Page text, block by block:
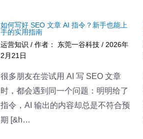
如何写好 SEO 文章 AI 指令？新手也能上
手的实用指南
运营知识 / 作者： 东莞一谷科技 / 2026年
2月21日
很多朋友在尝试用 AI 写 SEO 文章
时，都会遇到同一个问题：明明给了
指令，AI 输出的内容却总是不符合预
期 [&h…